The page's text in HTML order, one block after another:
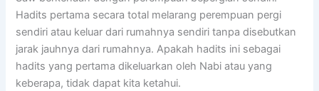
Hadits pertama secara total melarang perempuan pergi
sendiri atau keluar dari rumahnya sendiri tanpa disebutkan
jarak jauhnya dari rumahnya. Apakah hadits ini sebagai
hadits yang pertama dikeluarkan oleh Nabi atau yang
keberapa, tidak dapat kita ketahui.